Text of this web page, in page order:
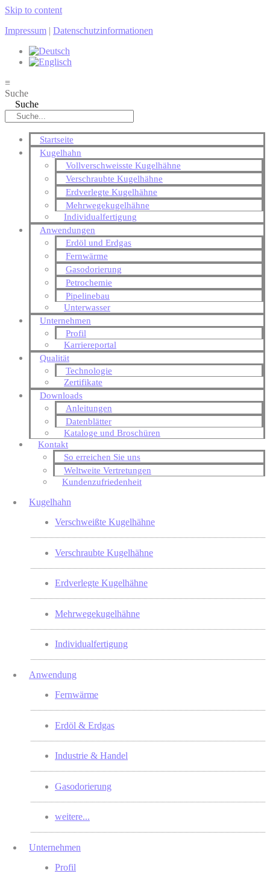
Skip to content
Impressum | Datenschutzinformationen
≡
Suche
Suche
Startseite
Kugelhahn
Vollverschweisste Kugelhähne
Verschraubte Kugelhähne
Erdverlegte Kugelhähne
Mehrwegekugelhähne
Individualfertigung
Anwendungen
Erdöl und Erdgas
Fernwärme
Gasodorierung
Petrochemie
Pipelinebau
Unterwasser
Unternehmen
Profil
Karriereportal
Qualität
Technologie
Zertifikate
Downloads
Anleitungen
Datenblätter
Kataloge und Broschüren
Kontakt
So erreichen Sie uns
Weltweite Vertretungen
Kundenzufriedenheit
Kugelhahn
Verschweißte Kugelhähne
Verschraubte Kugelhähne
Erdverlegte Kugelhähne
Mehrwegekugelhähne
Individualfertigung
Anwendung
Fernwärme
Erdöl & Erdgas
Industrie & Handel
Gasodorierung
weitere...
Unternehmen
Profil